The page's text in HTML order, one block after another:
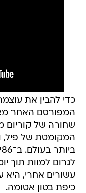
כדי להבין את
המפורסם האחר
שחורה של קוריום
המקומטת של פיל,
לגרום למוות תוך
עשורים אחרי, היא
כיפת בטון אטומה.